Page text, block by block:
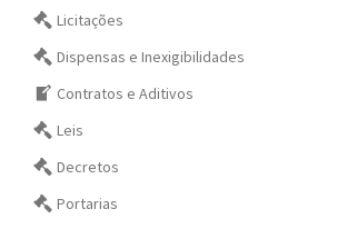
Licitações
Dispensas e Inexigibilidades
Contratos e Aditivos
Leis
Decretos
Portarias